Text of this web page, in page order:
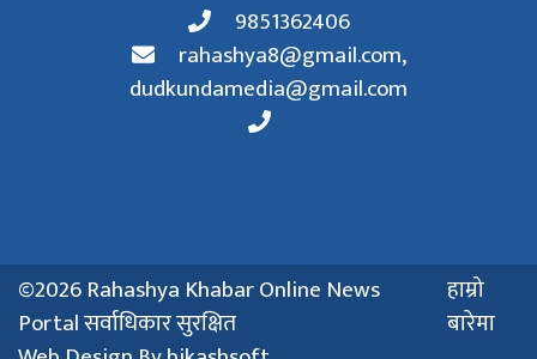
9851362406
rahashya8@gmail.com,
dudkundamedia@gmail.com
©2026 Rahashya Khabar Online News
Portal सर्वाधिकार सुरक्षित
हाम्रो
बारेमा